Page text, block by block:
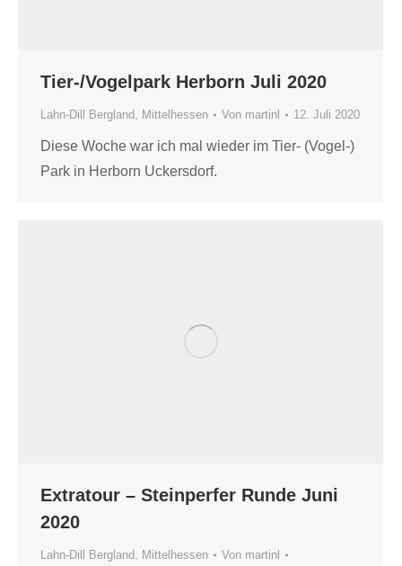
Tier-/Vogelpark Herborn Juli 2020
Lahn-Dill Bergland, Mittelhessen Von martinl 12. Juli 2020
Diese Woche war ich mal wieder im Tier- (Vogel-)
Park in Herborn Uckersdorf.
Extratour – Steinperfer Runde Juni
2020
Lahn-Dill Bergland, Mittelhessen Von martinl